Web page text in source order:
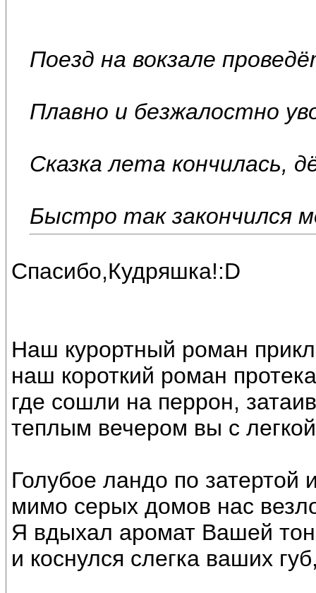
Поезд на вокзале
Плавно и безжалостно
Сказка лета кончилась,
Быстро так закончился
Спасибо,Кудряшка!:D
Наш курортный роман
наш короткий роман
где сошли на перрон,
теплым вечером вы с
Голубое ландо по затертой
мимо серых домов нас
Я вдыхал аромат Вашей
и коснулся слегка ваших